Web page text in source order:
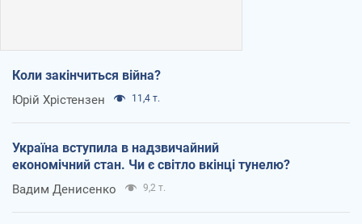
Коли закінчиться війна?
Юрій Хрістензен 11,4 т.
Україна вступила в надзвичайний
економічний стан. Чи є світло вкінці тунелю?
Вадим Денисенко 9,2 т.